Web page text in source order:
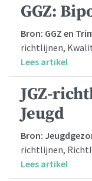
GGZ:
Bron: GGZ en
richtlijnen,
Lees artikel
JGZ-
Jeugd
Bron:
richtlijnen,
Lees artikel